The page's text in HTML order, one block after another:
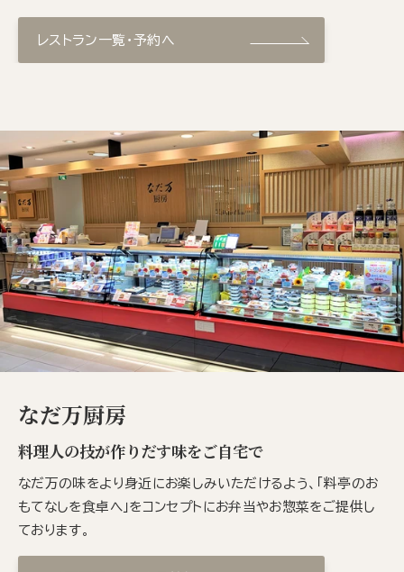
レストラン一覧・予約へ
なだ万厨房
料理人の技が作りだす味をご自宅で
なだ万の味をより身近にお楽しみいただけるよう、「料亭のお
もてなしを食卓へ」をコンセプトにお弁当やお惣菜をご提供し
ております。